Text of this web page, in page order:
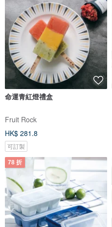
命運青紅燈禮盒
Fruit Rock
HK$ 281.8
可訂製
78 折